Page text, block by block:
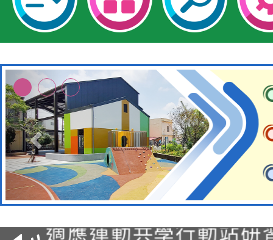
本校115學年度第2次
招甄選結果公告(無人
適應運動共學行動站研